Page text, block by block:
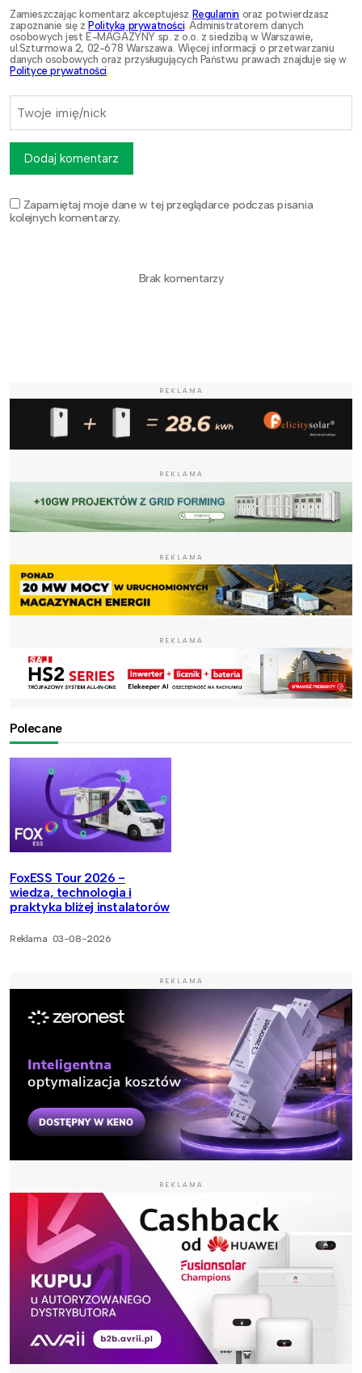
Zamieszczając komentarz akceptujesz Regulamin oraz potwierdzasz
zapoznanie się z Polityką prywatności. Administratorem danych
osobowych jest E-MAGAZYNY sp. z o.o. z siedzibą w Warszawie,
ul.Szturmowa 2, 02-678 Warszawa. Więcej informacji o przetwarzaniu
danych osobowych oraz przysługujących Państwu prawach znajduje się w
Polityce prywatności.
Zapamiętaj moje dane w tej przeglądarce podczas pisania
kolejnych komentarzy.
Dodaj komentarz
Brak komentarzy
REKLAMA
REKLAMA
REKLAMA
REKLAMA
Polecane
FoxESS Tour 2026 -
wiedza, technologia i
praktyka bliżej instalatorów
Reklama 03-08-2026
REKLAMA
REKLAMA